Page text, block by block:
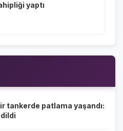
yaptı
tankerde patlama yaşandı: